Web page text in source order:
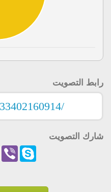
رابط التصويت
شارك التصويت
ViberSkype